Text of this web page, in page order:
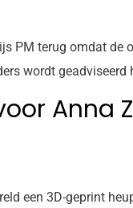
PM terug omdat
wordt
Anna
een 3D-geprint